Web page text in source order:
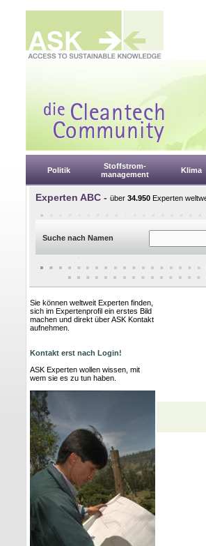
Politik
Stoffstrom-
management
Klima
Experten ABC - über 34.950 Experten
Suche nach Namen
Sie können weltweit Experten finden,
sich im Expertenprofil ein erstes Bild
machen und direkt über ASK Kontakt
aufnehmen.
Kontakt erst nach Login!
ASK Experten wollen wissen, mit
wem sie es zu tun haben.